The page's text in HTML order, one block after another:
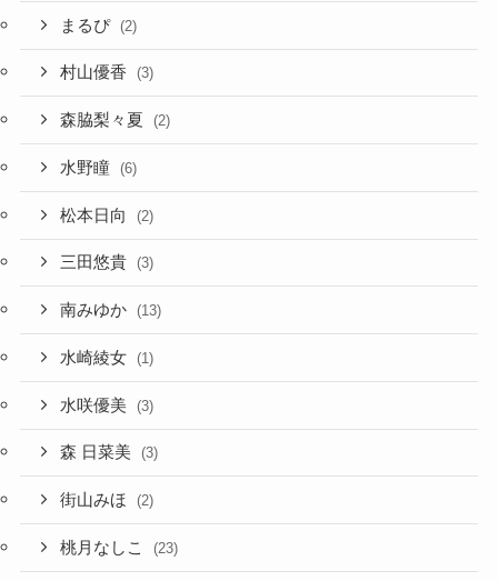
まるぴ (2)
村山優香 (3)
森脇梨々夏 (2)
水野瞳 (6)
松本日向 (2)
三田悠貴 (3)
南みゆか (13)
水崎綾女 (1)
水咲優美 (3)
森 日菜美 (3)
街山みほ (2)
桃月なしこ (23)